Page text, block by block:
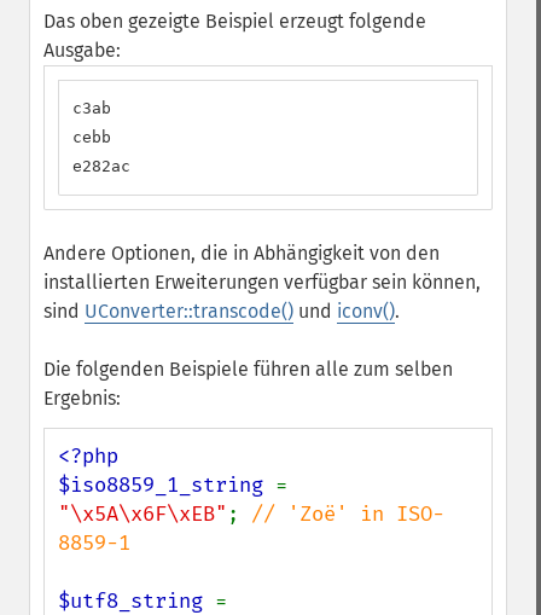
Das oben gezeigte Beispiel erzeugt folgende
Ausgabe:
c3ab
cebb
e282ac
Andere Optionen, die in Abhängigkeit von den
installierten Erweiterungen verfügbar sein können,
sind UConverter::transcode() und iconv().
Die folgenden Beispiele führen alle zum selben
Ergebnis:
<?php
$iso8859_1_string
"\x5A\x6F\xEB" ; // 'Zoë' in ISO-
8859-1
$utf8_string